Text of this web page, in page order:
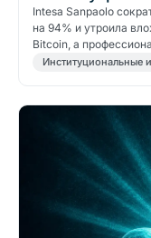
Intesa Sanpaolo
на 94% и утроила
Bitcoin, а
Институциональные